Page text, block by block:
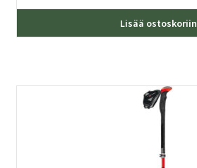
Lisää ostoskoriin